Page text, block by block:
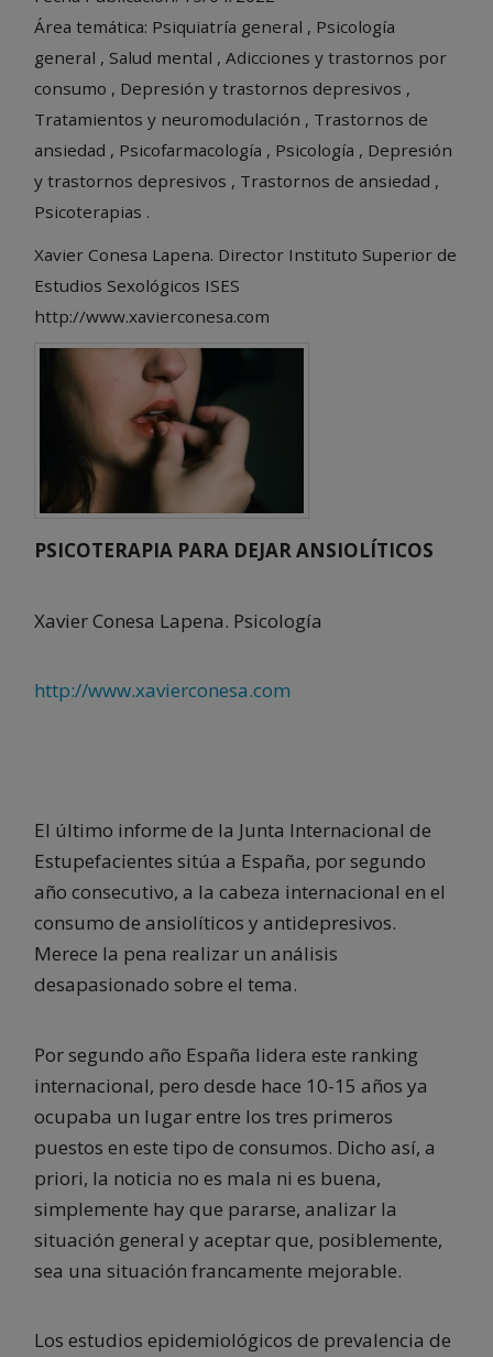
Área temática: Psiquiatría general , Psicología
general , Salud mental , Adicciones y trastornos por
consumo , Depresión y trastornos depresivos ,
Tratamientos y neuromodulación , Trastornos de
ansiedad , Psicofarmacología , Psicología , Depresión
y trastornos depresivos , Trastornos de ansiedad ,
Psicoterapias .
Xavier Conesa Lapena. Director Instituto Superior de
Estudios Sexológicos ISES
http://www.xavierconesa.com
PSICOTERAPIA PARA DEJAR ANSIOLÍTICOS
Xavier Conesa Lapena. Psicología
http://www.xavierconesa.com
El último informe de la Junta Internacional de
Estupefacientes sitúa a España, por segundo
año consecutivo, a la cabeza internacional en el
consumo de ansiolíticos y antidepresivos.
Merece la pena realizar un análisis
desapasionado sobre el tema.
Por segundo año España lidera este ranking
internacional, pero desde hace 10-15 años ya
ocupaba un lugar entre los tres primeros
puestos en este tipo de consumos. Dicho así, a
priori, la noticia no es mala ni es buena,
simplemente hay que pararse, analizar la
situación general y aceptar que, posiblemente,
sea una situación francamente mejorable.
Los estudios epidemiológicos de prevalencia de